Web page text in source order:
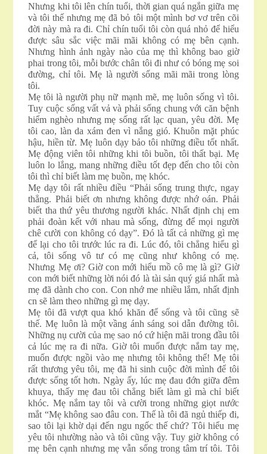
Nhưng khi tôi lên chín tuổi, thời gian quá ngắn giữa mẹ
và tôi thế nhưng mẹ đã bỏ tôi một mình bơ vơ trên cõi
đời này mà ra đi. Chỉ chín tuổi tôi còn quá nhỏ để hiểu
được sâu sắc việc mãi mãi không có mẹ bên cạnh.
Nhưng hình ảnh ngày nào của mẹ thì không bao giờ
phai trong tôi, mỗi bước chân tôi đi như có bóng mẹ soi
đường, chỉ tôi. Mẹ là người sống mãi mãi trong lòng
tôi.
Mẹ tôi là người phụ nữ mạnh mẽ, mẹ luôn sống vì tôi.
Tuy cuộc sống vất vả và phải sống chung với căn bệnh
hiểm nghèo nhưng mẹ sống rất lạc quan, yêu đời. Mẹ
tôi cao, làn da xám đen vì nắng gió. Khuôn mặt phúc
hậu, hiền từ. Mẹ luôn dạy bảo tôi những điều tốt nhất.
Mẹ động viên tôi những khi tôi buồn, tôi thất bại. Mẹ
luôn lo lắng, mang những điều tốt đẹp đến cho tôi còn
tôi thì chỉ biết làm mẹ buồn, mẹ khóc.
Mẹ dạy tôi rất nhiều điều “Phải sống trung thực, ngay
thẳng. Phải biết ơn nhưng không được nhớ oán. Phải
biết tha thứ yêu thương người khác. Nhất định chị em
phải đoàn kết với nhau mà sống, đừng để mọi người
chê cười con không có dạy”. Đó là tất cả những gì mẹ
để lại cho tôi trước lúc ra đi. Lúc đó, tôi chẳng hiểu gì
cả, tôi sống vô tư có mẹ cũng như không có mẹ.
Nhưng Mẹ ơi? Giờ con mới hiểu mồ cô mẹ là gì? Giờ
con mới biết những lời nói đó là tài sản quý giá nhất mà
mẹ đã dành cho con. Con nhớ me nhiều lắm, nhất định
cn sẽ làm theo những gì mẹ dạy.
Mẹ tôi đã vượt qua khó khăn để sống và tôi cũng sẽ
thế. Mẹ luôn là một vầng ánh sáng soi dẫn đường tôi.
Những nụ cười của mẹ sao nó cứ hiện mãi trong đầu tôi
cả lúc mẹ ra đi nữa. Giờ tôi muốn được nắm tay mẹ,
muốn được ngồi vào mẹ nhưng tôi không thể! Mẹ tôi
rất thương yêu tôi, mẹ đã hi sinh cuộc đời mình để tôi
được sống tốt hơn. Ngày ấy, lúc mẹ đau đớn giữa đêm
khuya, thấy mẹ đau tôi chẳng biết làm gì mà chỉ biết
khóc. Mẹ nắm tay tôi và cười trong những giọt nước
mắt “Mẹ không sao đâu con. Thế là tôi đã ngủ thiếp đi,
sao tôi lại khờ dại đến ngu ngốc thế chứ? Tôi hiểu mẹ
yêu tôi nhường nào và tôi cũng vậy. Tuy giờ không có
mẹ bên cạnh nhưng mẹ vẫn sống trong tâm trí tôi. Tôi